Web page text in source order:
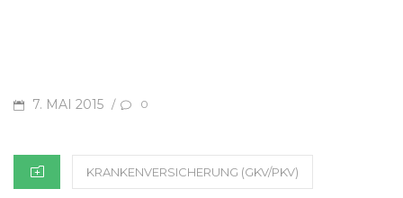
erlebt oft eine böse
Überraschung. Denn
Behandlungen fällig. Und
die können teuer
werden. Vor allem dann,
POSTED
7. MAI 2015 / 0
CATEGORIES
KRANKENVERSICHERUNG (GKV/PKV)